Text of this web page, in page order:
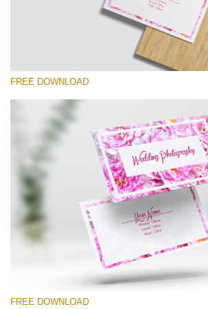
Xin hãy lựa chọn
Free Template #55
Photography Flyer Template
Tải xuống miễn phí
FREE DOWNLOAD
FREE DOWNLOAD